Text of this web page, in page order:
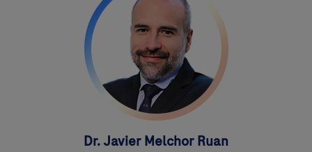
Dr. Javier Melchor Ruan